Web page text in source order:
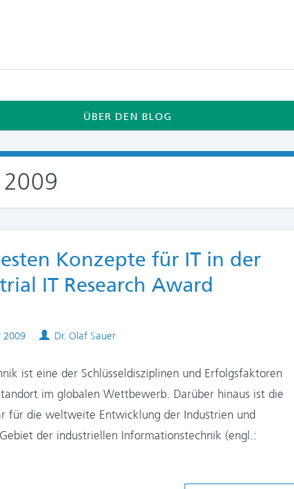
ÜBER DEN BLOG
Konzepte für IT in der
IT Research Award
2009 Authors
Dr. Olaf Sauer
ist eine der Schlüsseldisziplinen und Erfolgsfaktoren
im globalen Wettbewerb. Darüber hinaus ist die
für die weltweite Entwicklung der Industrien und
der industriellen Informationstechnik (engl.: